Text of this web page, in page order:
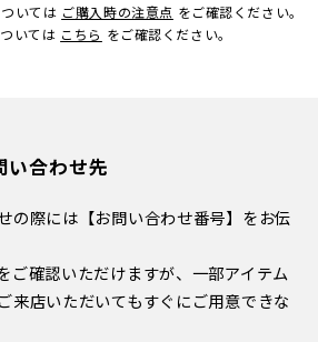
いては ご購入時の注意点 をご確認ください。
いては こちら をご確認ください。
い合わせ先
の際には【お問い合わせ番号】をお伝
ご確認いただけますが、一部アイテム
来店いただいてもすぐにご用意できな